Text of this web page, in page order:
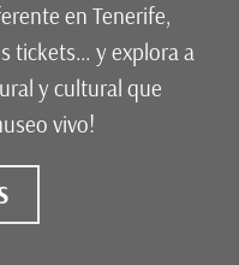
en Tenerife,
tickets… y explora a
y cultural que
vivo!